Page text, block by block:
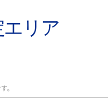
リア
。